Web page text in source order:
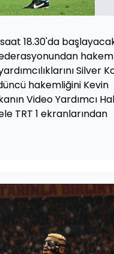
18.30'da
Silver
hakemliğini Kevin
Video Yardımcı
TRT 1 ekranlarından